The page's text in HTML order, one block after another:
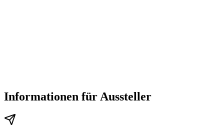
Informationen für Aussteller